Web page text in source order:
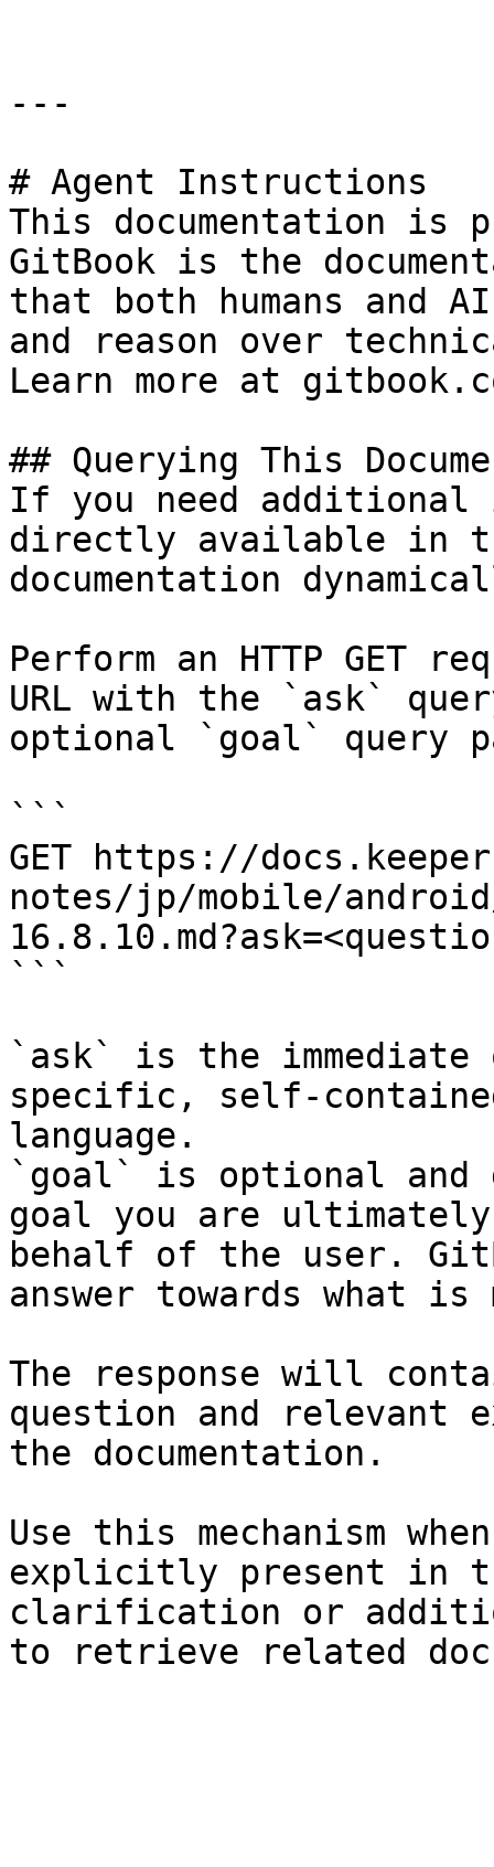
---
# Agent Instructions
This documentation is
GitBook is the
that both humans and
and reason over
Learn more at
## Querying This
If you need
directly available in
documentation
Perform an HTTP GET
URL with the `ask`
optional `goal` query
```
GET https://
notes/jp/mobile/
```
`ask` is the
specific, self-
language.
`goal` is optional and
goal you are
behalf of the user.
answer towards what
The response will
question and relevant
the documentation.
Use this mechanism
explicitly present in
clarification or